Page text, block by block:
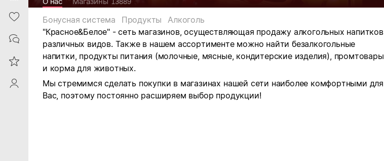
Heart
Contacts
Reviews
ProfileSaby
Бонусная система Продукты
Алкоголь
"Красное&Белое" - сеть магазинов, осуществляющая продажу алкогольных напитков
различных видов. Также в нашем ассортименте можно найти безалкогольные
напитки, продукты питания (молочные, мясные, кондитерские изделия), промтовары
и корма для животных.
Мы стремимся сделать покупки в магазинах нашей сети наиболее комфортными для
Вас, поэтому постоянно расширяем выбор продукции!